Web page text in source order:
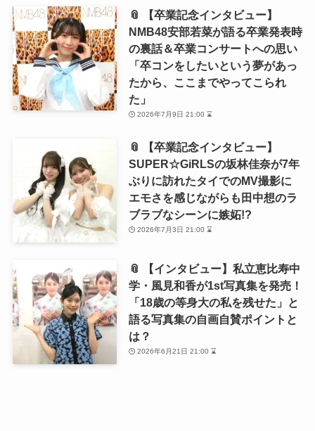
📎 【卒業記念インタビュー】
NMB48安部若菜が語る卒業発表時
の裏話＆卒業コンサートへの思い
「卒コンをしたいという夢があっ
たから、ここまでやってこられ
た」
2026年7月9日 21:00 ⌛
📎 【卒業記念インタビュー】
SUPER☆GiRLSの坂林佳奈が7年
ぶりに訪れたタイでのMV撮影に
エモさを感じながらも田中想のラ
ブラブなシーンに嫉妬!?
2026年7月3日 21:00 ⌛
📎 【インタビュー】私立恵比寿中
学・風見和香が1st写真集を発売！
「18歳の等身大の私を残せた」と
語る写真集の自画自賛ポイントと
は？
2026年6月21日 21:00 ⌛